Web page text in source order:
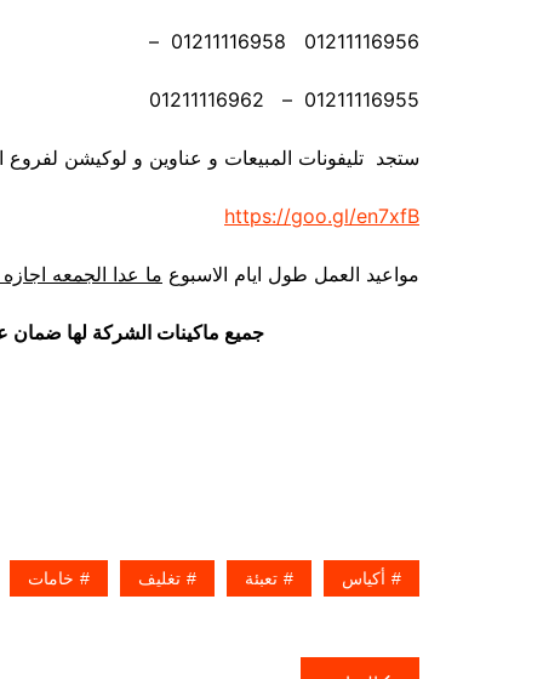
01211116956 01211116958 –
01211116955 – 01211116962
ستجد تليفونات المبيعات و عناوين و لوكيشن لفروع
https://goo.gl/en7xfB
مواعيد العمل طول ايام الاسبوع ما عدا الجمعه
جميع ماكينات الشركة لها ضمان
أكياس تعبئة تغليف خامات